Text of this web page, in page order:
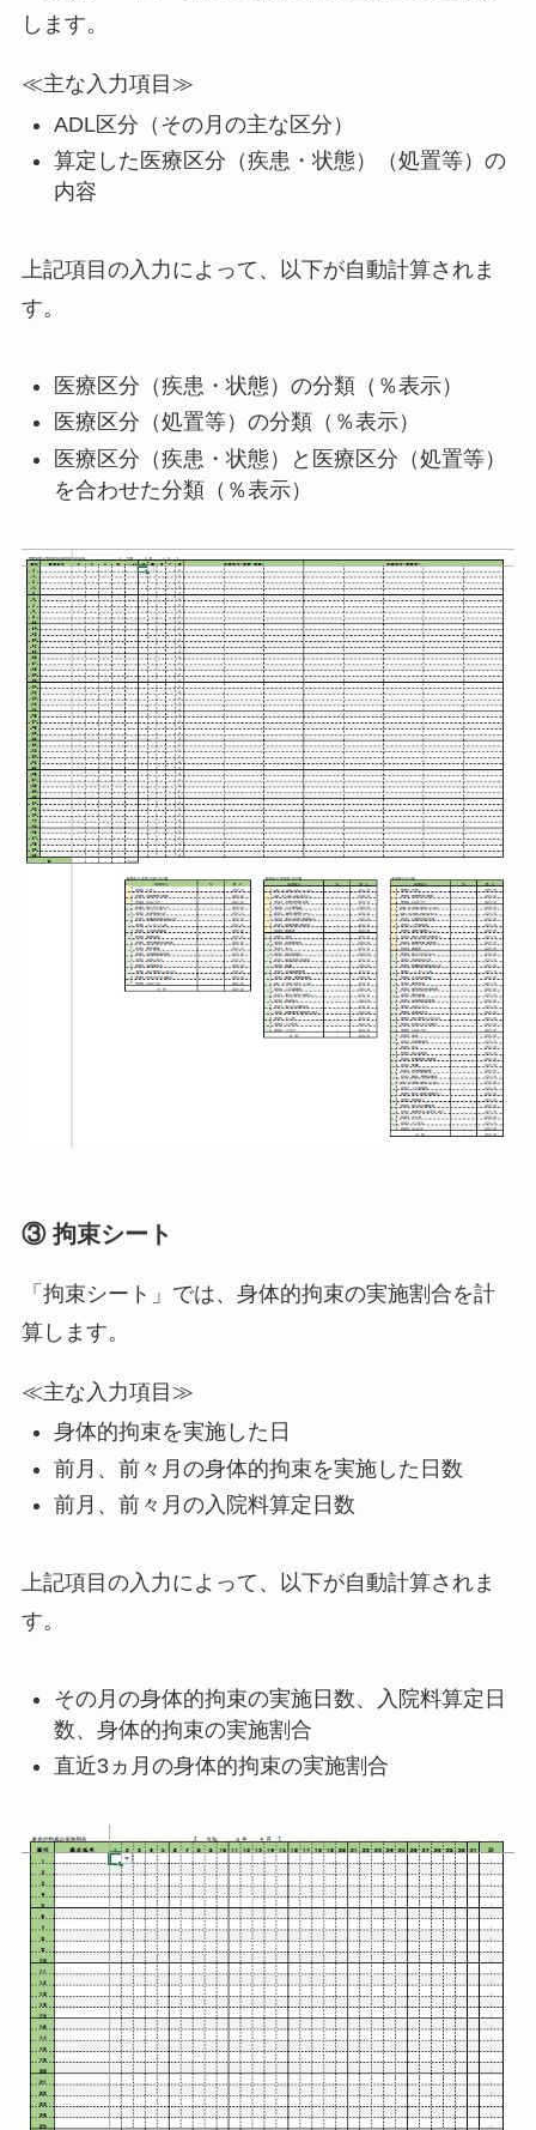
します。
≪主な入力項目≫
ADL区分（その月の主な区分）
算定した医療区分（疾患・状態）（処置等）の
内容
上記項目の入力によって、以下が自動計算されま
す。
医療区分（疾患・状態）の分類（％表示）
医療区分（処置等）の分類（％表示）
医療区分（疾患・状態）と医療区分（処置等）
を合わせた分類（％表示）
③ 拘束シート
「拘束シート」では、身体的拘束の実施割合を計
算します。
≪主な入力項目≫
身体的拘束を実施した日
前月、前々月の身体的拘束を実施した日数
前月、前々月の入院料算定日数
上記項目の入力によって、以下が自動計算されま
す。
その月の身体的拘束の実施日数、入院料算定日
数、身体的拘束の実施割合
直近3ヵ月の身体的拘束の実施割合